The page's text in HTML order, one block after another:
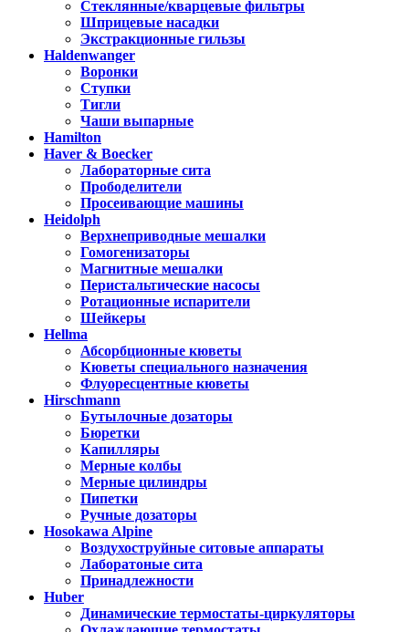
Стеклянные/кварцевые фильтры
Шприцевые насадки
Экстракционные гильзы
Haldenwanger
Воронки
Ступки
Тигли
Чаши выпарные
Hamilton
Haver & Boecker
Лабораторные сита
Прободелители
Просеивающие машины
Heidolph
Верхнеприводные мешалки
Гомогенизаторы
Магнитные мешалки
Перистальтические насосы
Ротационные испарители
Шейкеры
Hellma
Абсорбционные кюветы
Кюветы специального назначения
Флуоресцентные кюветы
Hirschmann
Бутылочные дозаторы
Бюретки
Капилляры
Мерные колбы
Мерные цилиндры
Пипетки
Ручные дозаторы
Hosokawa Alpine
Воздухоструйные ситовые аппараты
Лаборатоные сита
Принадлежности
Huber
Динамические термостаты-циркуляторы